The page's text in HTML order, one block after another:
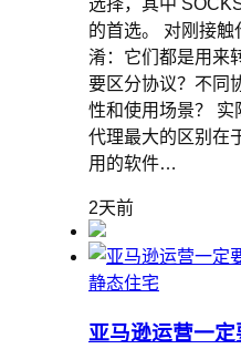
选择，其中
的首选。 对刚接
淆：它们都是用来
要区分协议？不同
性和使用场景？
代理最大的区别在
用的软件…
2天前
静态住宅
亚马逊运营一